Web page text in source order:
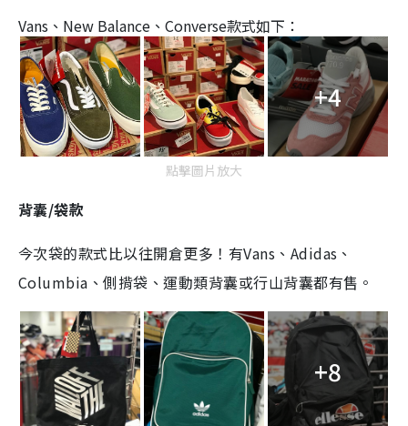
Vans、New Balance、Converse款式如下：
+4
點擊圖片放大
背囊/袋款
今次袋的款式比以往開倉更多！有Vans、Adidas、
Columbia、側揹袋、運動類背囊或行山背囊都有售。
+8